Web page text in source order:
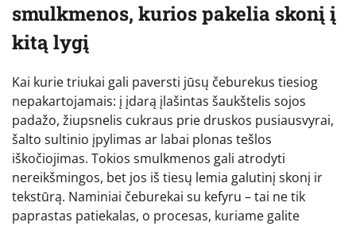
smulkmenos, kurios pakelia skonį į
kitą lygį
Kai kurie triukai gali paversti jūsų čeburekus tiesiog
nepakartojamais: į įdarą įlašintas šaukštelis sojos
padažo, žiupsnelis cukraus prie druskos pusiausvyrai,
šalto sultinio įpylimas ar labai plonas tešlos
iškočiojimas. Tokios smulkmenos gali atrodyti
nereikšmingos, bet jos iš tiesų lemia galutinį skonį ir
tekstūrą. Naminiai čeburekai su kefyru – tai ne tik
paprastas patiekalas, o procesas, kuriame galite